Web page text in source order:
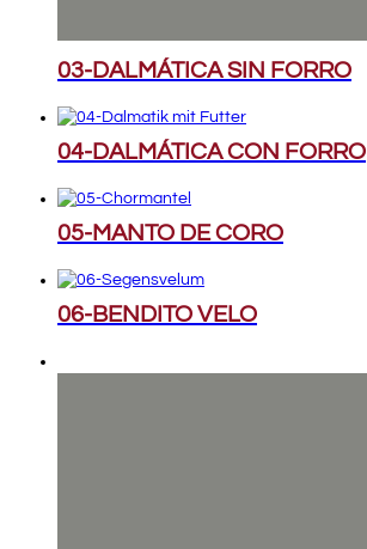
03-DALMÁTICA SIN FORRO
04-DALMÁTICA CON FORRO
05-MANTO DE CORO
06-BENDITO VELO